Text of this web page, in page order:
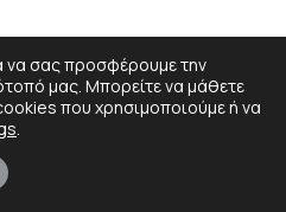
by MediaBox.
All rights
να σας προσφέρουμε την
μας. Μπορείτε να μάθετε
που χρησιμοποιούμε ή να
.